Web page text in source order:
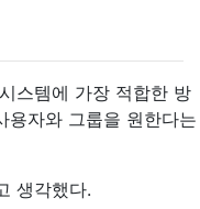
스템에 가장 적합한 방
용자와 그룹을 원한다는
생각했다.